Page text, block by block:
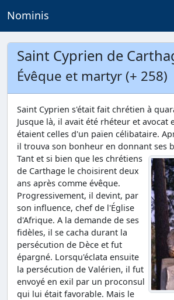
Nominis
Saint Cyprien de
Évêque et martyr (+ 258)
Saint Cyprien s'était fait chrétien à
Jusque là, il avait été rhéteur et avocat
étaient celles d'un païen célibataire.
il trouva son bonheur en donnant ses
Tant et si bien que les chrétiens
de Carthage le choisirent deux
ans après comme évêque.
Progressivement, il devint, par
son influence, chef de l'Église
d'Afrique. A la demande de ses
fidèles, il se cacha durant la
persécution de Dèce et fut
épargné. Lorsqu'éclata ensuite
la persécution de Valérien, il fut
envoyé en exil par un proconsul
qui lui était favorable. Mais le